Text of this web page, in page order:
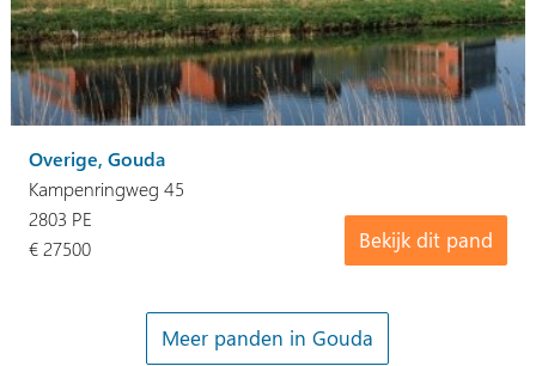
Overige, Gouda
Kampenringweg 45
Bekijk dit pand
2803 PE
€ 27500
Meer panden in Gouda